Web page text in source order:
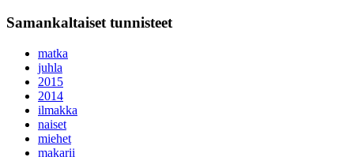
Samankaltaiset tunnisteet
matka
juhla
2015
2014
ilmakka
naiset
miehet
makarii